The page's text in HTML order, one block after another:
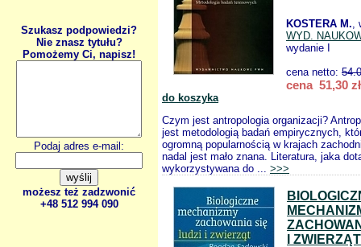
Szukasz podpowiedzi?
Nie znasz tytułu?
Pomożemy Ci, napisz!
Podaj adres e-mail:
możesz też zadzwonić
+48 512 994 090
KOSTERA M.,
WYD.
wydanie I
cena netto:
cena 51,30 zł
do koszyka
Czym jest antropologia organizacji?
jest metodologią badań empirycznych,
ogromną popularnością w krajach
nadal jest mało znana. Literatura, jaka
wykorzystywana do ... >>>
I ZWIERZĄT